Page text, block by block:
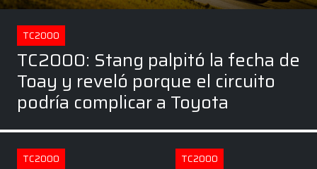
TC2000
TC2000: Stang palpitó la fecha de
Toay y reveló porque el circuito
podría complicar a Toyota
TC2000 TC2000